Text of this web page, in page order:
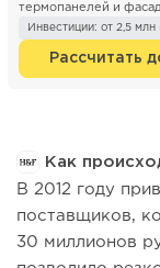
термопанелей и
декора" предлагает
бизнес п...
Инвестиции: от 2,5 млн
Рассчитать
Как
В 2012 году
поставщиков,
30 миллионов